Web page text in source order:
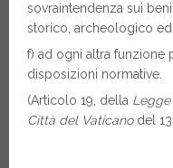
sovraintendenza sui
storico, archeologico
f) ad ogni altra funzione
disposizioni normative.
(Articolo 19, della
Città del Vaticano del